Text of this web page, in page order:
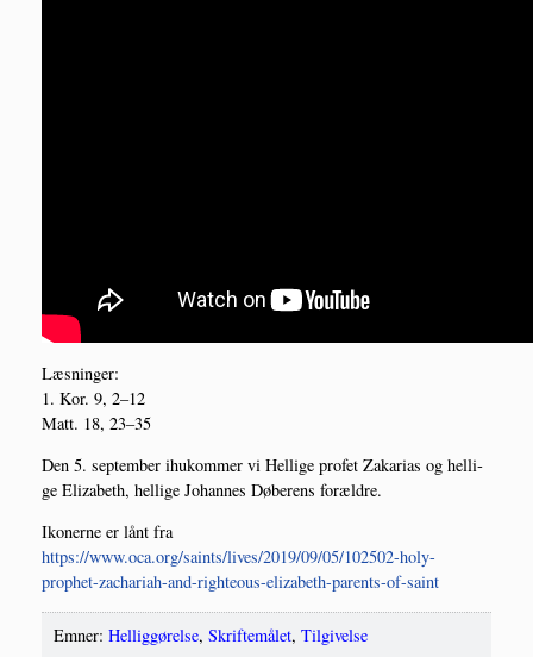
Læs­nin­ger:
1. Kor. 9, 2–12
Matt. 18, 23–35
Den 5. sep­tem­ber ihukom­mer vi Hel­li­ge pro­fet Zaka­ri­as og hel­li­
ge Eliza­beth, hel­li­ge Johan­nes Døbe­rens forældre.
Iko­ner­ne er lånt fra
https://www.oca.org/saints/lives/2019/09/05/102502-holy-
prophet-zachariah-and-righteous-elizabeth-parents-of-saint
Emner: Helliggørelse, Skriftemålet, Tilgivelse